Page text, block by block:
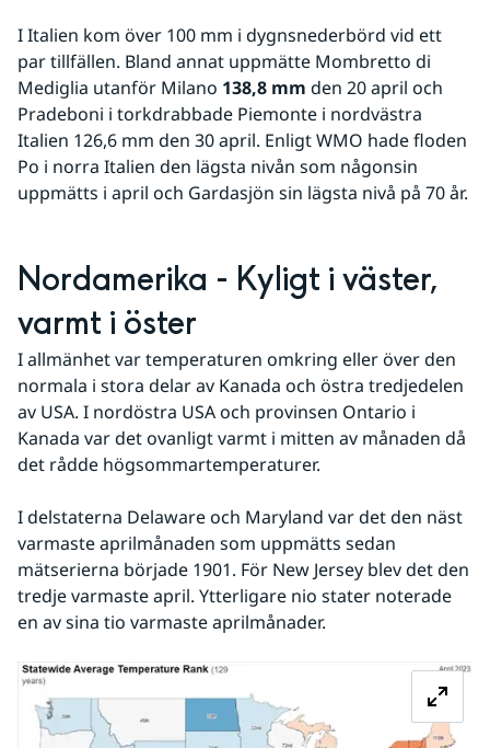
I Italien kom över 100 mm i dygnsnederbörd vid ett
par tillfällen. Bland annat uppmätte Mombretto di
Mediglia utanför Milano 138,8 mm den 20 april och
Pradeboni i torkdrabbade Piemonte i nordvästra
Italien 126,6 mm den 30 april. Enligt WMO hade floden
Po i norra Italien den lägsta nivån som någonsin
uppmätts i april och Gardasjön sin lägsta nivå på 70 år.
Nordamerika - Kyligt i väster,
varmt i öster
I allmänhet var temperaturen omkring eller över den
normala i stora delar av Kanada och östra tredjedelen
av USA. I nordöstra USA och provinsen Ontario i
Kanada var det ovanligt varmt i mitten av månaden då
det rådde högsommartemperaturer.
I delstaterna Delaware och Maryland var det den näst
varmaste aprilmånaden som uppmätts sedan
mätserierna började 1901. För New Jersey blev det den
tredje varmaste april. Ytterligare nio stater noterade
en av sina tio varmaste aprilmånader.